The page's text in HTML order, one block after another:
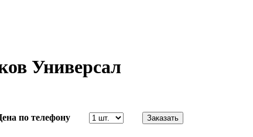
Универсал
по телефону